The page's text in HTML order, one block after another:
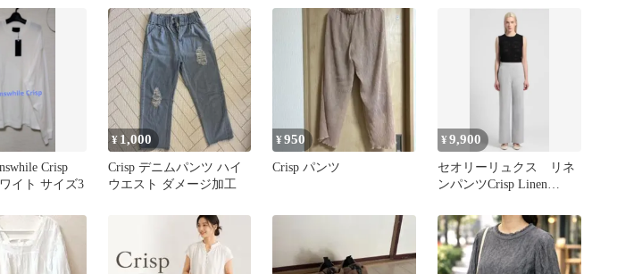
crisp 150ml リザー
ドビューティー
Crisp
イト サイズ3
¥ 1,000
Crisp デニムパンツ ハイ
ウエスト ダメージ加工
¥950
Crisp パンツ
¥9,900
セオリーリュクス リネ
ンパンツCrisp Linen